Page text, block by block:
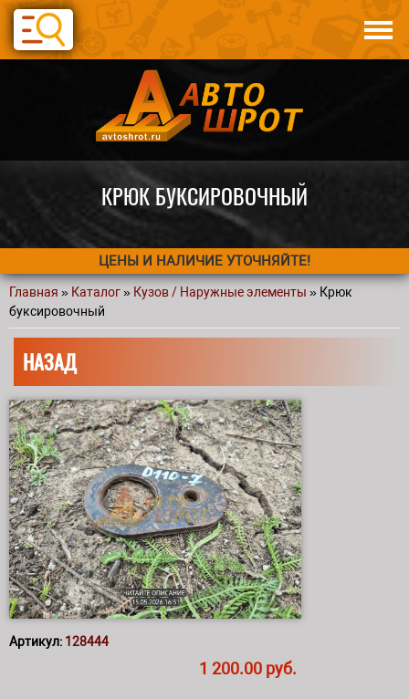
Перейти к основному содержанию
Авто по запчастям
Статьи
КРЮК БУКСИРОВОЧНЫЙ
ЦЕНЫ И НАЛИЧИЕ УТОЧНЯЙТЕ!
Вы здесь
Главная » Каталог» Кузов / Наружные элементы » Крюк
буксировочный
НАЗАД
Артикул: 128444
1 200.00 руб.